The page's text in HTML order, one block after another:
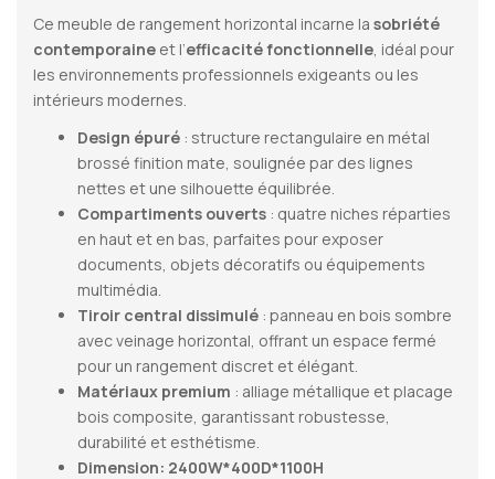
Ce meuble de rangement horizontal incarne la sobriété
contemporaine et l’efficacité fonctionnelle , idéal pour
les environnements professionnels exigeants ou les
intérieurs modernes.
Design épuré : structure rectangulaire en métal
brossé finition mate, soulignée par des lignes
nettes et une silhouette équilibrée.
Compartiments ouverts : quatre niches réparties
en haut et en bas, parfaites pour exposer
documents, objets décoratifs ou équipements
multimédia.
Tiroir central dissimulé : panneau en bois sombre
avec veinage horizontal, offrant un espace fermé
pour un rangement discret et élégant.
Matériaux premium : alliage métallique et placage
bois composite, garantissant robustesse,
durabilité et esthétisme.
Dimension: 2400W*400D*1100H